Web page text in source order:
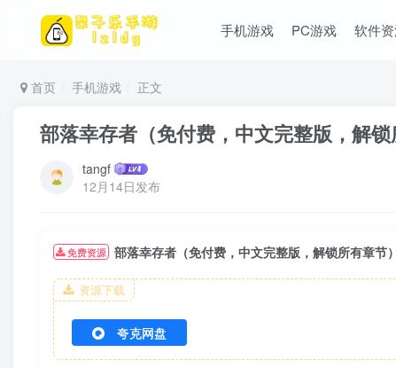
手机游戏 PC游戏 软件
首页 手机游戏 正文
部落幸存者（免付费，中文完整版，解锁
tangf
12月14日发布
免费资源 部落幸存者（免付费，中文完整版，解锁所有章节）
资源下载
夸克网盘